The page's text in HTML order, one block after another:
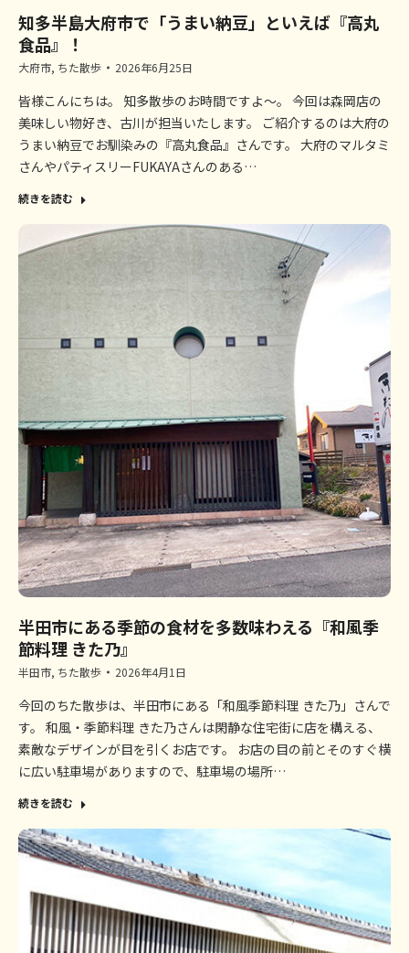
知多半島大府市で「うまい納豆」といえば『高丸
食品』！
大府市, ちた散歩 2026年6月25日
皆様こんにちは。 知多散歩のお時間ですよ～。 今回は森岡店の
美味しい物好き、古川が担当いたします。 ご紹介するのは大府の
うまい納豆でお馴染みの『高丸食品』さんです。 大府のマルタミ
さんやパティスリーFUKAYAさんのある…
続きを読む
半田市にある季節の食材を多数味わえる『和風季
節料理 きた乃』
半田市, ちた散歩 2026年4月1日
今回のちた散歩は、半田市にある「和風季節料理 きた乃」さんで
す。 和風・季節料理 きた乃さんは閑静な住宅街に店を構える、
素敵なデザインが目を引くお店です。 お店の目の前とそのすぐ横
に広い駐車場がありますので、駐車場の場所…
続きを読む